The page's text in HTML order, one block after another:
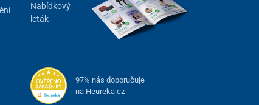
Nabídkový
leták
97% nás doporučuje
na Heureka.cz